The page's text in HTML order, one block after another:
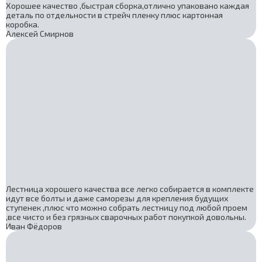
Хорошее качество ,быстрая сборка,отлично упаковано каждая
деталь по отдельности в стрейч пленку плюс картонная
коробка.
Алексей Смирнов
Лестница хорошего качества все легко собирается в комплекте
идут все болты и даже саморезы для крепления будущих
ступенек ,плюс что можно собрать лестницу под любой проем
,все чисто и без грязных сварочных работ покупкой довольны.
Иван Фёдоров